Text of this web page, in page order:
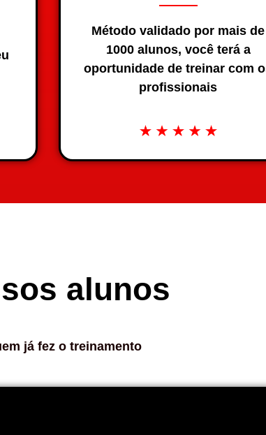
Método validado por mais de
1000 alunos, você terá a
oportunidade de treinar com
profissionais
alunos
já fez o treinamento